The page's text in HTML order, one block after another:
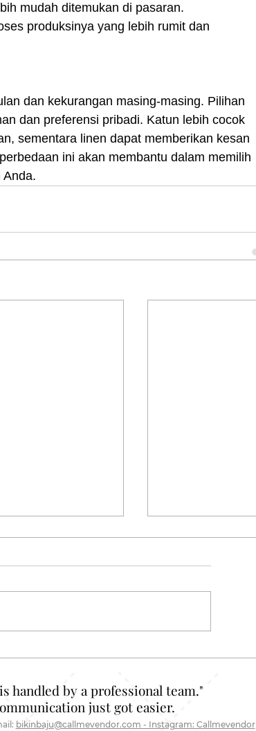
mudah ditemukan di pasaran.
produksinya yang lebih rumit dan
dan kekurangan masing-masing. Pilihan
dan preferensi pribadi. Katun lebih cocok
sementara linen dapat memberikan kesan
ini akan membantu dalam memilih
Anda.
handled by a professional team."
just got easier.
bikinbaju@callmevendor.com - Instagram: Callmevendor